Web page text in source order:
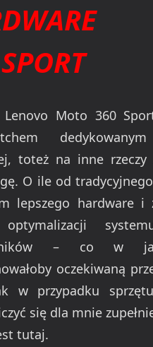
Lenovo Moto 360
toteż na inne
O ile od
lepszego hardware i
– co w
oczekiwaną
w przypadku
się dla mnie
tutaj.